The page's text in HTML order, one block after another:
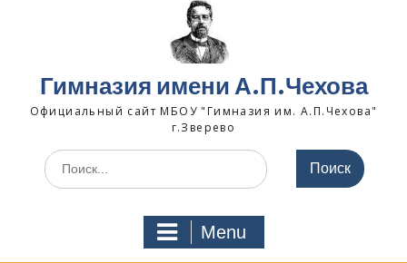
Гимназия имени А.П.Чехова
Официальный сайт МБОУ "Гимназия им. А.П.Чехова"
г.Зверево
Search
for:
Menu